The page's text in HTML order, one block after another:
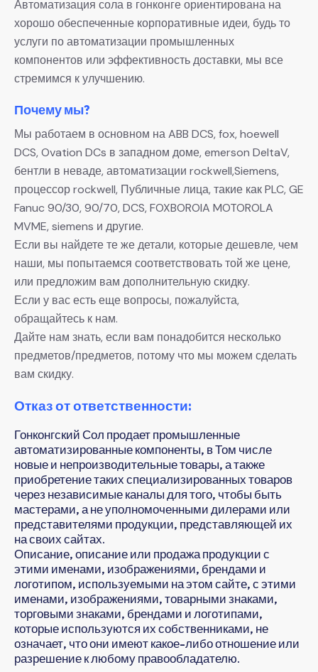
Автоматизация сола в гонконге ориентирована на
хорошо обеспеченные корпоративные идеи, будь то
услуги по автоматизации промышленных
компонентов или эффективность доставки, мы все
стремимся к улучшению.
Почему мы?
Мы работаем в основном на ABB DCS, fox, hoewell
DCS, Ovation DCs в западном доме, emerson DeltaV,
бентли в неваде, автоматизации rockwell,Siemens,
процессор rockwell, Публичные лица, такие как PLC, GE
Fanuc 90/30, 90/70, DCS, FOXBOROIA MOTOROLA
MVME, siemens и другие.
Если вы найдете те же детали, которые дешевле, чем
наши, мы попытаемся соответствовать той же цене,
или предложим вам дополнительную скидку.
Если у вас есть еще вопросы, пожалуйста,
обращайтесь к нам.
Дайте нам знать, если вам понадобится несколько
предметов/предметов, потому что мы можем сделать
вам скидку.
Отказ от ответственности:
Гонконгский Сол продает промышленные
автоматизированные компоненты, в Том числе
новые и непроизводительные товары, а также
приобретение таких специализированных товаров
через независимые каналы для того, чтобы быть
мастерами, а не уполномоченными дилерами или
представителями продукции, представляющей их
на своих сайтах.
Описание, описание или продажа продукции с
этими именами, изображениями, брендами и
логотипом, используемыми на этом сайте, с этими
именами, изображениями, товарными знаками,
торговыми знаками, брендами и логотипами,
которые используются их собственниками, не
означает, что они имеют какое-либо отношение или
разрешение к любому правообладателю.